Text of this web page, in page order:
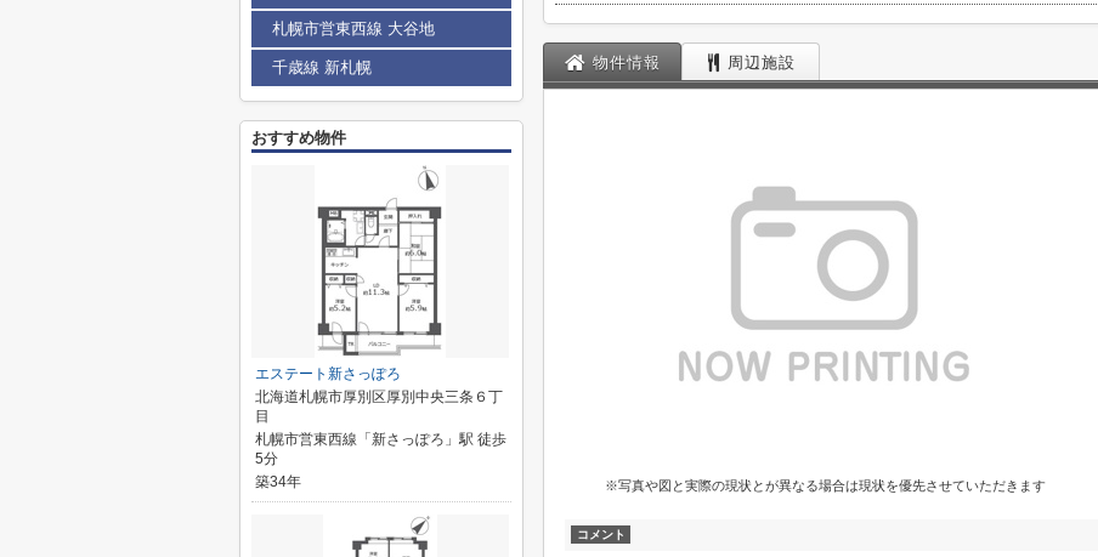
物件情報 周辺施設
※写真や図と実際の現状とが異なる場合は現状を優先させていただきます
コメント
札幌市営東西線 大谷地
千歳線 新札幌
おすすめ物件
エステート新さっぽろ
北海道札幌市厚別区厚別中央三条６丁
目
札幌市営東西線「新さっぽろ」駅 徒歩
5分
築34年